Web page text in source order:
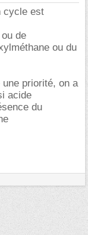
cycle est
de
ou du
priorité, on a
acide
du